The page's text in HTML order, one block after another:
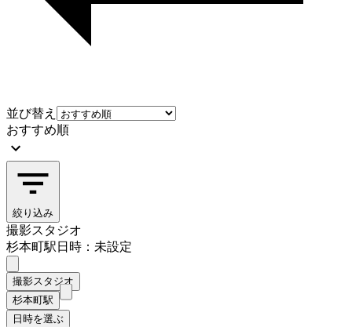
並び替え
おすすめ順
絞り込み
撮影スタジオ
杉本町駅日時：未設定
撮影スタジオ
杉本町駅
日時を選ぶ